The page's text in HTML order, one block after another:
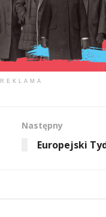
REKLAMA
Następny
Europejski